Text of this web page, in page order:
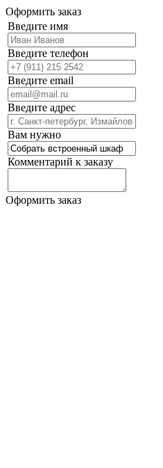
Оформить заказ
Введите имя
Введите телефон
Введите email
Введите адрес
Вам нужно
Комментарий к заказу
Оформить заказ